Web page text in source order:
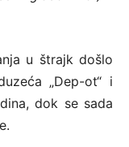
u štrajk došlo
„Dep-ot“ i
dok se sada